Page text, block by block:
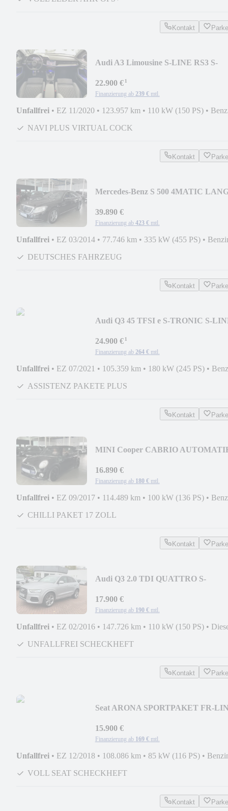
Kontakt
Audi A3 Limousine S-LINE RS3 S-
22.900 €¹
Finanzierung ab 239 € mtl.
Unfallfrei • EZ 11/2020 • 123.957 km • 110 kW (150 PS) •
NAVI PLUS VIRTUAL COCK
Kontakt
Mercedes-Benz S 500 4MATIC
4XSITZKLIMA
39.890 €
Finanzierung ab 423 € mtl.
Unfallfrei • EZ 03/2014 • 77.746 km • 335 kW (455 PS) •
DEUTSCHES FAHRZEUG
Kontakt
Audi Q3 45 TFSI e S-TRONIC S-
24.900 €¹
Finanzierung ab 264 € mtl.
Unfallfrei • EZ 07/2021 • 105.359 km • 180 kW (245 PS) •
ASSISTENZ PAKETE PLUS
Kontakt
MINI Cooper CABRIO
16.890 €
Finanzierung ab 180 € mtl.
Unfallfrei • EZ 09/2017 • 114.489 km • 100 kW (136 PS) •
CHILLI PAKET 17 ZOLL
Kontakt
Audi Q3 2.0 TDI QUATTRO S-
17.900 €
Finanzierung ab 190 € mtl.
Unfallfrei • EZ 02/2016 • 147.726 km • 110 kW (150 PS) •
UNFALLFREI SCHECKHEFT
Kontakt
Seat ARONA SPORTPAKET FR-
15.900 €
Finanzierung ab 169 € mtl.
Unfallfrei • EZ 12/2018 • 108.086 km • 85 kW (116 PS) •
VOLL SEAT SCHECKHEFT
Kontakt